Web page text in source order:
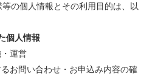
の個人情報とその利用目的は、以
個人情報
運営
お問い合わせ・お申込み内容の確